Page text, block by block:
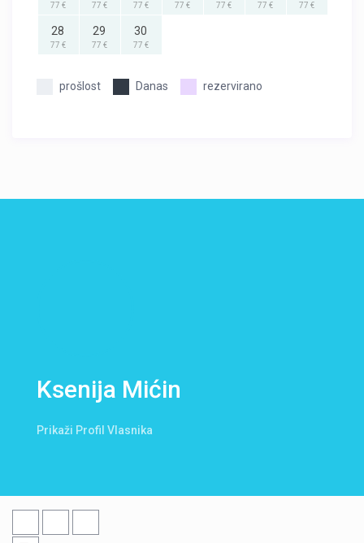
77 € 77 € 77 € 77 € 77 € 77 € 77 €
28
77 €
29
77 €
30
77 €
prošlost Danas rezervirano
Ksenija Mićin
Prikaži Profil Vlasnika